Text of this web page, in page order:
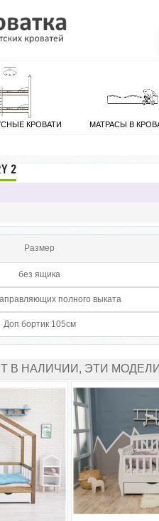
КРОВАТИ МАТРАСЫ В
2
Размер
без ящика
полного выката
Доп бортик 105см
В НАЛИЧИИ, ЭТИ